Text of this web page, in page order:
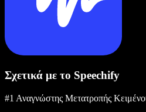
Σχετικά με το Speechify
#1 Αναγνώστης Μετατροπής